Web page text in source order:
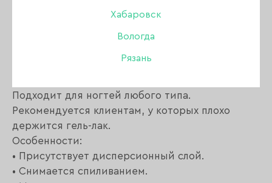
Хабаровск
Вологда
Рязань
Lego Gel Lovely используется для наращивания
и укрепления ногтей.
Подходит для ногтей любого типа.
Рекомендуется клиентам, у которых плохо
держится гель-лак.
Особенности:
• Присутствует дисперсионный слой.
• Снимается спиливанием.